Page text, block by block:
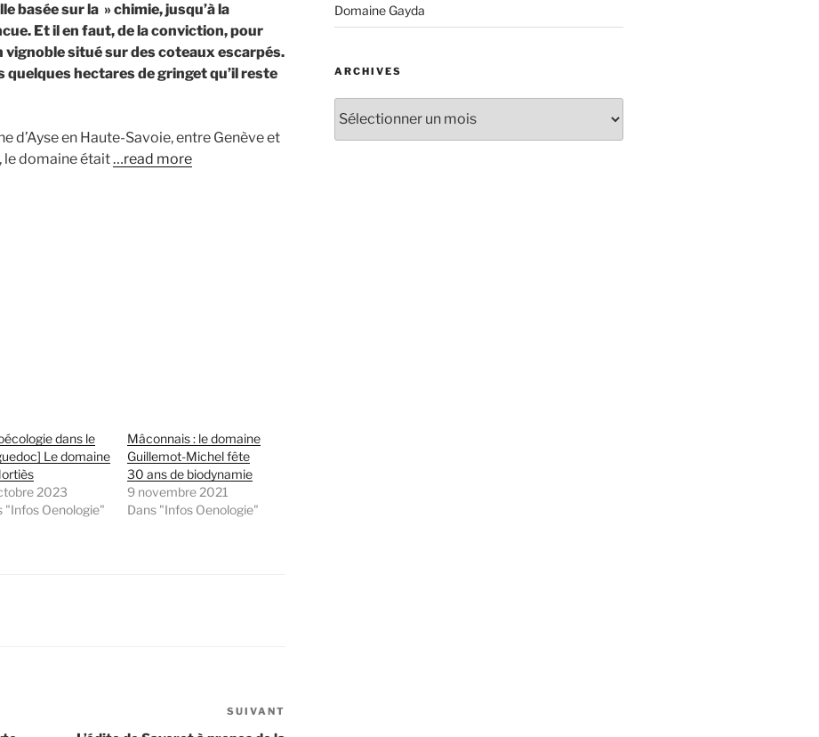
basée sur la » chimie, jusqu’à la
Et il en faut, de la conviction, pour
vignoble situé sur des coteaux escarpés.
hectares de gringet qu’il reste
d’Ayse en Haute-Savoie, entre Genève et
le domaine était…read more
dans le
Le domaine
2023
"Infos Oenologie"
Mâconnais : le domaine
Guillemot-Michel fête
30 ans de biodynamie
9 novembre 2021
Dans "Infos Oenologie"
SUIVANT
Domaine Gayda
ARCHIVES